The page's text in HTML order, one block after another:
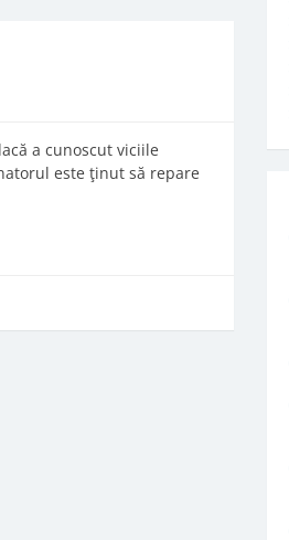
a cunoscut viciile
este ţinut să repare